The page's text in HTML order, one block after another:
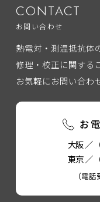
CONTACT
お問い合わせ
熱電対・測温抵抗体
修理・校正に関する
お気軽にお問い合わ
お
大阪 ／
東京 ／
（電